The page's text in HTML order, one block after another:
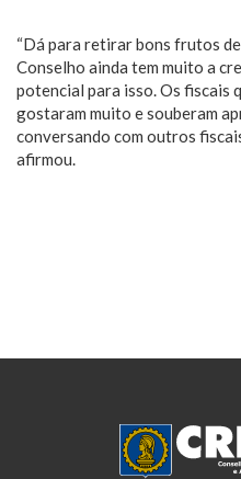
“Dá para retirar bons frutos
Conselho ainda tem muito a
potencial para isso. Os fiscais
gostaram muito e souberam
conversando com outros
afirmou.